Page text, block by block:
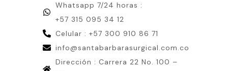
Whatsapp 7/24 horas :
+57 315 095 34 12
Celular : +57 300 910 86 71
info@santabarbarasurgical.com.co
Dirección : Carrera 22 No. 100 –